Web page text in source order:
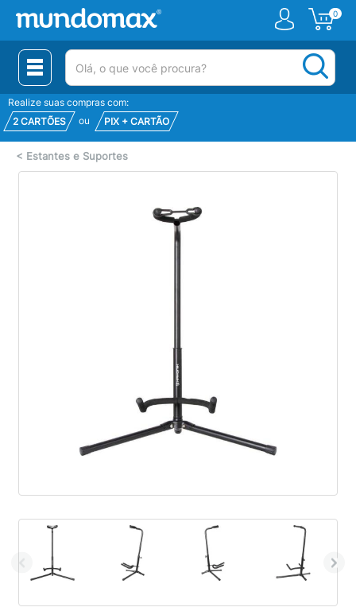
0
(pesquisar)
Realize suas compras com:
2 CARTÕES
ou PIX + CARTÃO
< Estantes e Suportes